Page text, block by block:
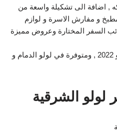
, اضافة الى تشكيلة واسعة من
و مفارش الاسرة و لوازم
السفر المختارة وعروض مميزة
تسري العروض من 22 حتى 28 يونيو 2022 , ومتوفرة في لولو الدمام و
الشرقية